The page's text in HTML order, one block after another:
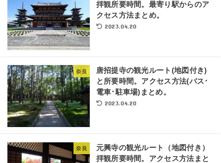
拝観所要時間。最寄り駅からのア
クセス方法まとめ。
2023.04.20
奈良
唐招提寺の観光ルート(地図付き)
と所要時間。アクセス方法(バス･
電車･駐車場)まとめ。
2023.04.20
奈良
元興寺の観光ルート（地図付き）
拝観所要時間。アクセス方法まと